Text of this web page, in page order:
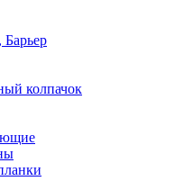
Барьер
колпачок